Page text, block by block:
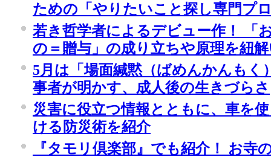
ための「やりたいこと探し専門プ
若き哲学者によるデビュー作！ 「
の＝贈与」の成り立ちや原理を紐
5月は「場面緘黙（ばめんかんもく
事者が明かす、成人後の生きづらさ
災害に役立つ情報とともに、車を
ける防災術を紹介
『タモリ倶楽部』でも紹介！ お寺